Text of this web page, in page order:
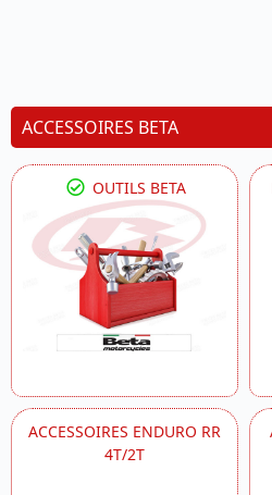
ACCESSOIRES BETA
OUTILS BETA
ACCESSOIRES ENDURO RR
4T/2T